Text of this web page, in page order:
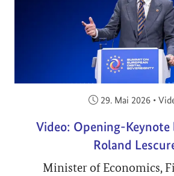
Veröffentlicht am:
29. Mai 2026 •
Video: Opening-
Roland
Minister of Economics,